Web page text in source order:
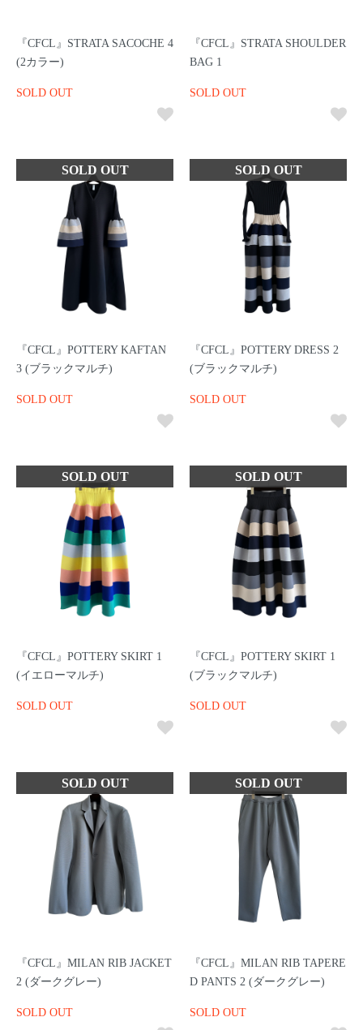
『CFCL』STRATA SACOCHE 4
(2カラー)
SOLD OUT
『CFCL』STRATA SHOULDER
BAG 1
SOLD OUT
『CFCL』POTTERY KAFTAN
3 (ブラックマルチ)
SOLD OUT
『CFCL』POTTERY DRESS 2
(ブラックマルチ)
SOLD OUT
『CFCL』POTTERY SKIRT 1
(イエローマルチ)
SOLD OUT
『CFCL』POTTERY SKIRT 1
(ブラックマルチ)
SOLD OUT
『CFCL』MILAN RIB JACKET
2 (ダークグレー)
SOLD OUT
『CFCL』MILAN RIB TAPERE
D PANTS 2 (ダークグレー)
SOLD OUT